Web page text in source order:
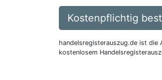
Kostenpflichtig
handelsregisterauszug.de ist die
kostenlosem